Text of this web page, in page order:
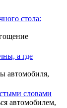
стола:
а где
автомобиля,
словами
автомобилем,